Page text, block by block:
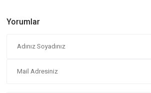
Yorumlar